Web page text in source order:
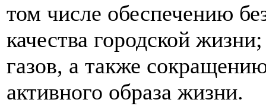
том числе обеспечению
качества городской
газов, а также
активного образа жизни.